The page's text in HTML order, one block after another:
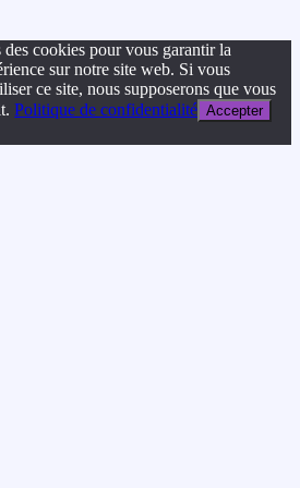
cookies pour vous garantir la
sur notre site web. Si vous
ce site, nous supposerons que vous
Politique de confidentialité Accepter